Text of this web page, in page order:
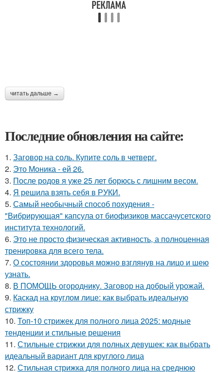
читать дальше →
Последние обновления на сайте:
1. Заговор на соль. Купите соль в четверг.
2. Это Моника - ей 26.
3. После родов я уже 25 лет борюсь с лишним весом.
4. Я решила взять себя в РУКИ.
5. Самый необычный способ похудения -
"Вибрирующая" капсула от биофизиков массачусетского
института технологий.
6. Это не просто физическая активность, а полноценная
тренировка для всего тела.
7. О состоянии здоровья можно взглянув на лицо и шею
узнать.
8. В ПОМОЩЬ огороднику. Заговор на добрый урожай.
9. Каскад на круглом лице: как выбрать идеальную
стрижку
10. Топ-10 стрижек для полного лица 2025: модные
тенденции и стильные решения
11. Стильные стрижки для полных девушек: как выбрать
идеальный вариант для круглого лица
12. Стильная стрижка для полного лица на среднюю